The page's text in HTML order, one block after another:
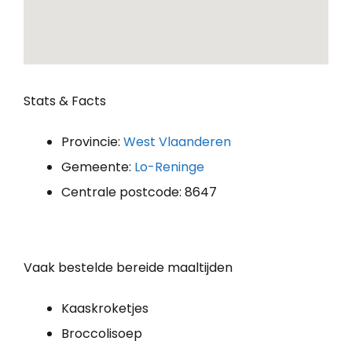
Stats & Facts
Provincie: West Vlaanderen
Gemeente: Lo-Reninge
Centrale postcode: 8647
Vaak bestelde bereide maaltijden
Kaaskroketjes
Broccolisoep